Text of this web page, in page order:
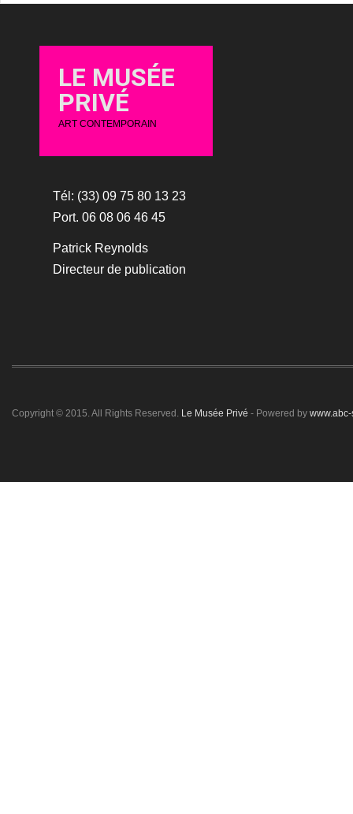
LE MUSÉE
PRIVÉ
ART CONTEMPORAIN
Tél: (33) 09 75 80 13 23
Port. 06 08 06 46 45
Patrick Reynolds
Directeur de publication
Copyright © 2015. All Rights Reserved. Le Musée Privé - Powered by